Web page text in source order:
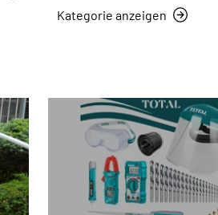
Kategorie anzeigen